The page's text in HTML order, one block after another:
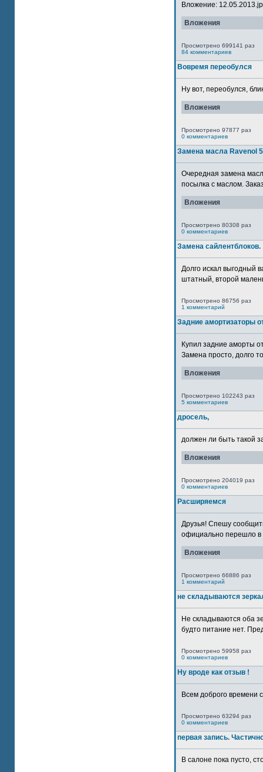
Вложение:
Вложения
Просмотрено 699141 раз
84 комментариев
Вовремя переобулся
Ну вот, переобулся,
Вложения
Просмотрено 97877 раз
0 комментариев
Замена масла Ravenol
Очередная замена
посылка с маслом.
Вложения
Просмотрено 80308 раз
0 комментариев
Замена сайлентблоков.
Долго искал выгодный
штатный, второй
Просмотрено 86756 раз
1 комментарий
Задние амортизаторы
Купил задние аморты
Замена просто, долго
Вложения
Просмотрено 102243 раз
5 комментариев
дросель,
должен ли быть такой
Вложения
Просмотрено 204019 раз
0 комментариев
Расширяемся
Друзья! Спешу
официально перешло в
Вложения
Просмотрено 66886 раз
1 комментарий
не складываются
Не складываются оба
будто питание нет.
Просмотрено 59958 раз
0 комментариев
Ну вроде как отзыв !
Всем доброго времени
Просмотрено 63294 раз
0 комментариев
первая запись.
В салоне пока пусто,